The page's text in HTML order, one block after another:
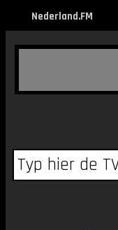
Nederland.FM